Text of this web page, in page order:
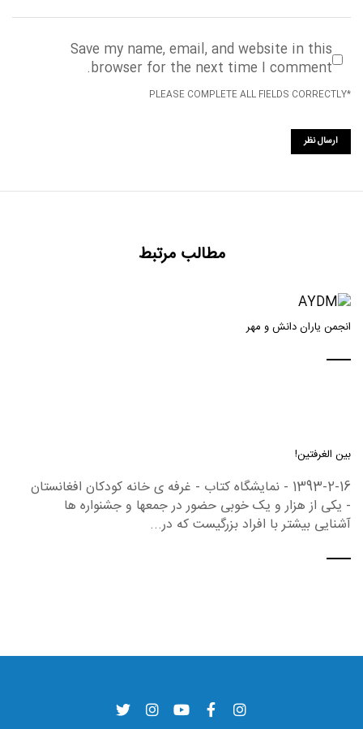
Save my name, email, and website in this
browser for the next time I comment.
*PLEASE COMPLETE ALL FIELDS CORRECTLY
مطالب مرتبط
انجمن یاران دانش و مهر
بین الغرفتین!
1393-2-16 - نمایشگاه کتاب - غرفه ی خانه کودکان افغانستان
- یکی از هزار و یک خوبی حضور در جمعها و جشنواره ها
آشنایی بیشتر با افراد بزرگیست که در...